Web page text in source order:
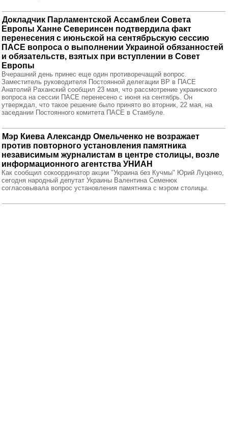
Докладчик Парламентской Ассамблеи Совета
Европы Ханне Северинсен подтвердила факт
перенесения с июньской на сентябрьскую сессию
ПАСЕ вопроса о выполнении Украиной обязанностей
и обязательств, взятых при вступлении в Совет
Европы
Вчерашний день принес еще один противоречащий вопрос.
Заместитель руководителя Постоянной делегации ВР в ПАСЕ
Анатолий Раханский сообщил 23 мая, что рассмотрение украинского
вопроса на сессии ПАСЕ перенесено с июня на сентябрь. Он
утверждал, что такое решение было принято во вторник, 22 мая, на
заседании Постоянного комитета ПАСЕ в Стамбуле.
Мэр Киева Александр Омельченко не возражает
против повторного установления памятника
независимым журналистам в центре столицы, возле
информационного агентства УНИАН
Как сообщил сокоординатор акции "Украина без Кучмы" Юрий Луценко,
сегодня народный депутат Украины Валентина Семенюк
согласовывала вопрос установления памятника с мэром столицы.